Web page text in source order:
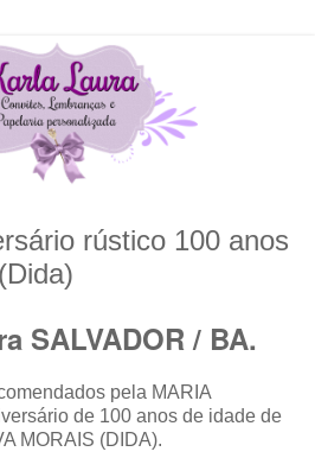
rústico 100 anos
SALVADOR / BA.
pela MARIA
de 100 anos de idade de
MORAIS (DIDA).